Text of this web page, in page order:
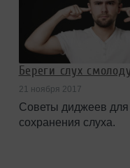
Береги слух
21 ноября 2017
Советы диджеев для
сохранения слуха.